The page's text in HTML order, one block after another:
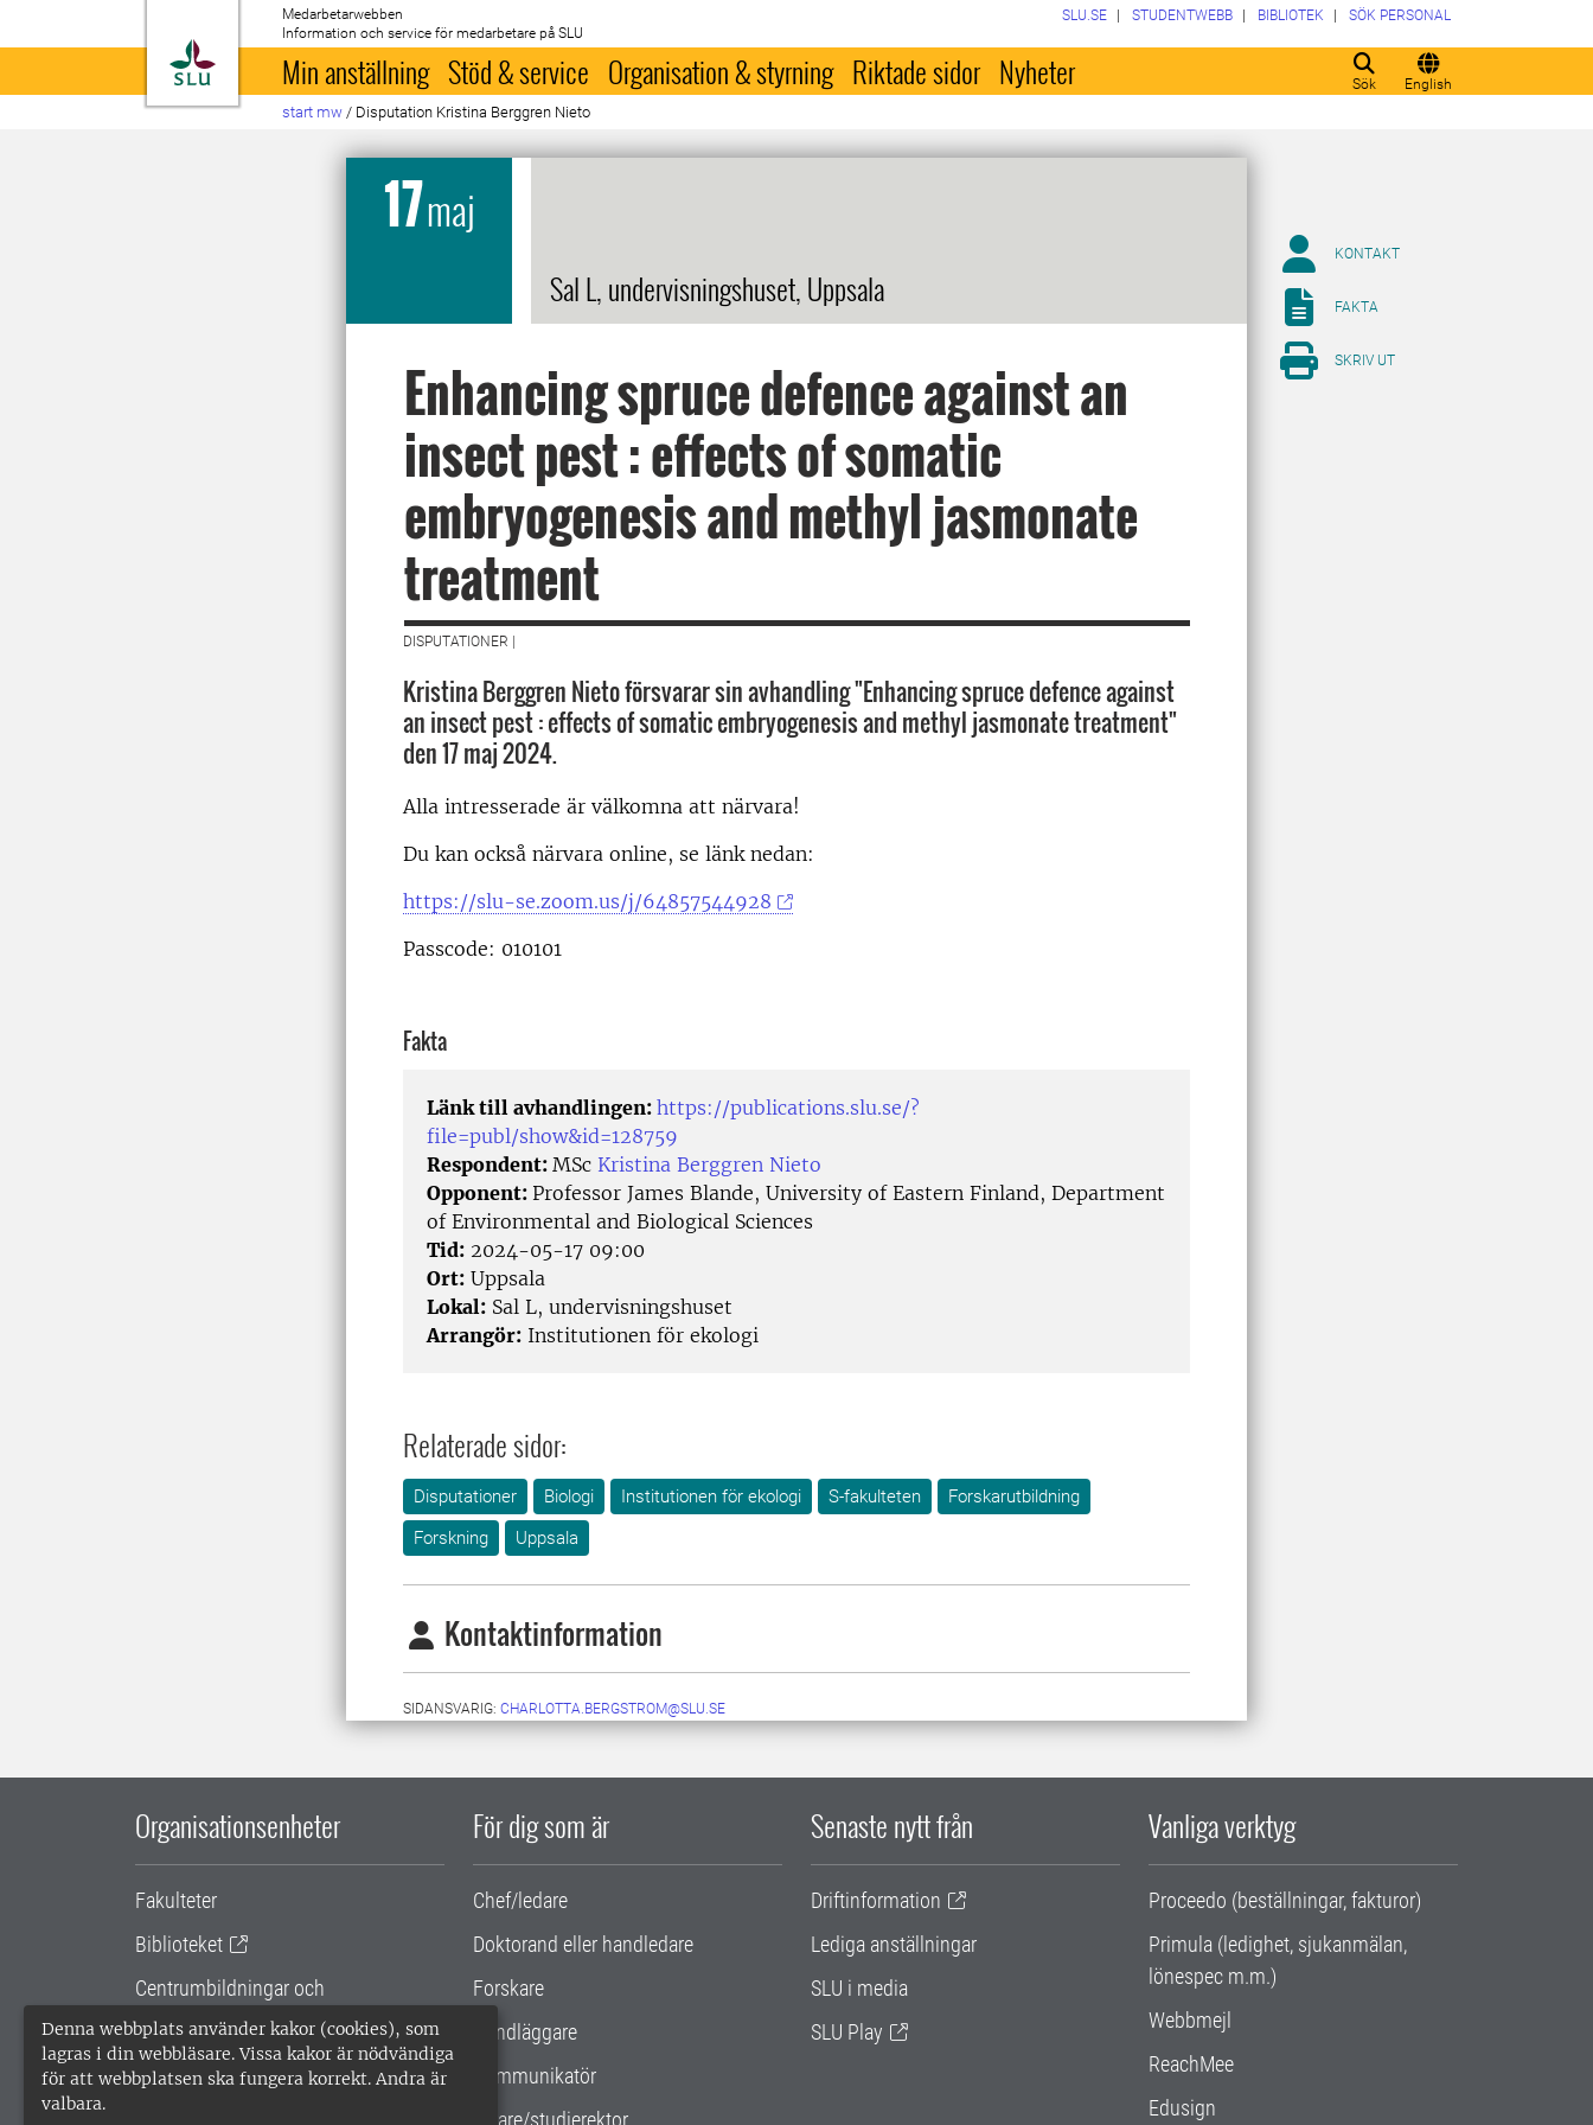
Denna webbplats använder kakor (cookies), som
lagras i din webbläsare. Vissa kakor är nödvändiga
för att webbplatsen ska fungera korrekt. Andra är
valbara.
Till startsida
Medarbetarwebben
Information och service för medarbetare på SLU
Sök English
SLU.SE STUDENTWEBB BIBLIOTEK SÖK PERSONAL
Min anställning Stöd & service Organisation & styrning Riktade sidor Nyheter
start mw / Disputation Kristina Berggren Nieto
17maj
Sal L, undervisningshuset, Uppsala
Enhancing spruce defence against an
insect pest : effects of somatic
embryogenesis and methyl jasmonate
treatment
DISPUTATIONER |
Kristina Berggren Nieto försvarar sin avhandling "Enhancing spruce defence against
an insect pest : effects of somatic embryogenesis and methyl jasmonate treatment"
den 17 maj 2024.
Alla intresserade är välkomna att närvara!
Du kan också närvara online, se länk nedan:
https://slu-se.zoom.us/j/64857544928
Passcode: 010101
Fakta
Länk till avhandlingen: https://publications.slu.se/?
file=publ/show&id=128759
Respondent: MSc Kristina Berggren Nieto
Opponent: Professor James Blande, University of Eastern Finland, Department
of Environmental and Biological Sciences
Tid: 2024-05-17 09:00
Ort: Uppsala
Lokal: Sal L, undervisningshuset
Arrangör: Institutionen för ekologi
Relaterade sidor:
Disputationer Biologi Institutionen för ekologi S-fakulteten
Forskarutbildning
Forskning
Uppsala
Kontaktinformation
SIDANSVARIG: CHARLOTTA.BERGSTROM@SLU.SE
KONTAKT
FAKTA
SKRIV UT
Organisationsenheter
Fakulteter
Biblioteket
Centrumbildningar och
samarbetsprojekt
Gemensamma verksamhetsstödet
För dig som är
Chef/ledare
Doktorand eller handledare
Forskare
Handläggare
Kommunikatör
Lärare/studierektor
Senaste nytt från
Driftinformation
Lediga anställningar
SLU i media
SLU Play
Vanliga verktyg
Proceedo (beställningar, fakturor)
Primula (ledighet, sjukanmälan,
lönespec m.m.)
Webbmejl
ReachMee
Edusign